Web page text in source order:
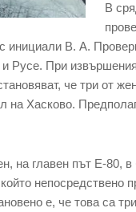
В
инициали В. А.
Русе. При
че три от
Хасково.
на главен път Е-80,
непосредствено
е, че това са